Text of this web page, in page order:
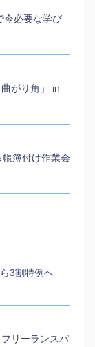
今必要な学び
がり角」 in
簿付け作業会
3割特例へ
リーランスパ